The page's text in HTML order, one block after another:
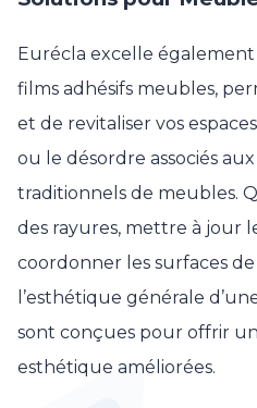
Eurécla excelle également
films adhésifs meubles,
et de revitaliser vos
ou le désordre associés
traditionnels de meubles.
des rayures, mettre à jour
coordonner les surfaces
l’esthétique générale
sont conçues pour offrir
esthétique améliorées.